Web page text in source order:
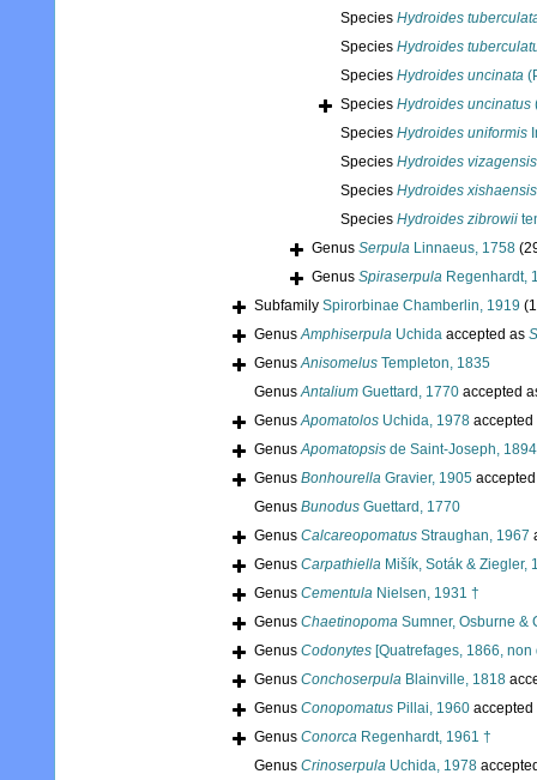
Species Hydroides
Species Hydroides
Species Hydroides uncinata
Species Hydroides uncinatus
Species Hydroides uniformis
Species Hydroides vizagensis
Species Hydroides xishaensis
Species Hydroides zibrowii
Genus Serpula Linnaeus, 1758
Genus Spiraserpula Regenhardt,
Subfamily Spirorbinae Chamberlin, 1919
GenusAmphiserpula Uchida accepted as
GenusAnisomelus Templeton, 1835
GenusAntalium Guettard, 1770 accepted
GenusApomatolos Uchida, 1978
GenusApomatopsis de Saint-Joseph, 1894
Genus Bonhourella Gravier, 1905
Genus Bunodus Guettard, 1770
Genus Calcareopomatus Straughan, 1967
Genus Carpathiella Mišík, Soták & Ziegler,
Genus Cementula Nielsen, 1931 †
Genus Chaetinopoma Sumner, Osburne &
Genus Codonytes [Quatrefages, 1866,
Genus Conchoserpula Blainville, 1818
Genus Conopomatus Pillai, 1960
Genus Conorca Regenhardt, 1961 †
Genus Crinoserpula Uchida, 1978